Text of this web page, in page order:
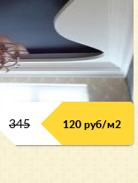
345 120 руб/м2